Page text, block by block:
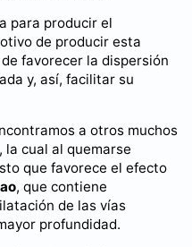
para producir el
de producir esta
favorecer la dispersión
y, así, facilitar su
a otros muchos
, la cual al quemarse
que favorece el efecto
, que contiene
de las vías
profundidad.